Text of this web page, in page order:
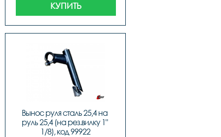
КУПИТЬ
Вынос руля сталь 25,4 на
руль 25,4 (на рез.вилку 1"
1/8), код 99922